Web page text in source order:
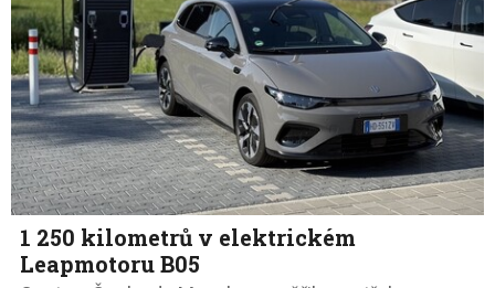
1 250 kilometrů v elektrickém
Leapmotoru B05